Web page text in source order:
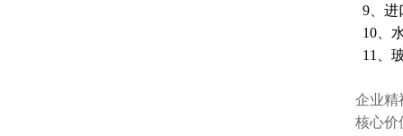
9、进
10、
11、
企业精
核心价